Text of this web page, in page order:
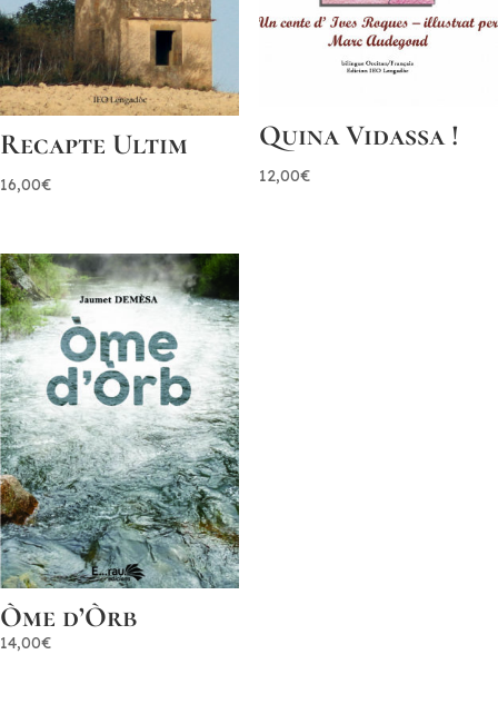
Recapte Ultim
16,00€
Quina Vidassa !
12,00€
Òme d’Òrb
14,00€